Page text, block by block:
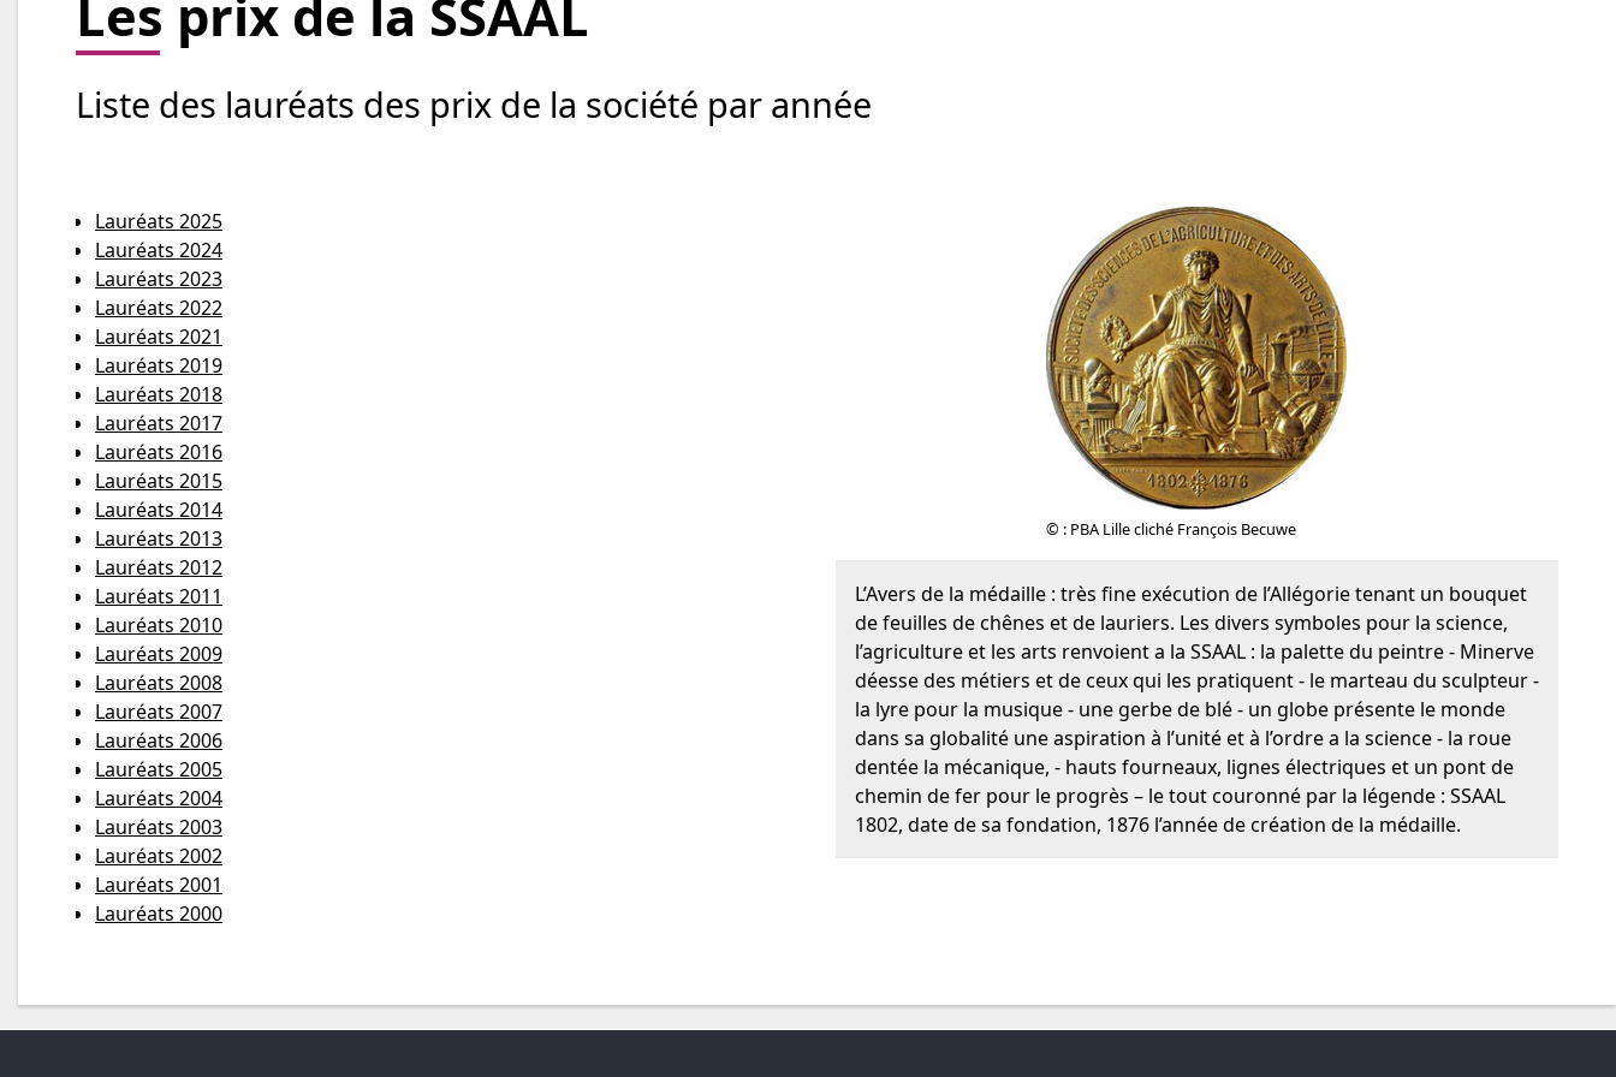
Les prix de la SSAAL
Liste des lauréats des prix de la société par année
Lauréats 2025
Lauréats 2024
Lauréats 2023
Lauréats 2022
Lauréats 2021
Lauréats 2019
Lauréats 2018
Lauréats 2017
Lauréats 2016
Lauréats 2015
Lauréats 2014
Lauréats 2013
Lauréats 2012
Lauréats 2011
Lauréats 2010
Lauréats 2009
Lauréats 2008
Lauréats 2007
Lauréats 2006
Lauréats 2005
Lauréats 2004
Lauréats 2003
Lauréats 2002
Lauréats 2001
Lauréats 2000
© : PBA Lille cliché François Becuwe
L’Avers de la médaille : très fine exécution de l’Allégorie tenant un bouquet
de feuilles de chênes et de lauriers. Les divers symboles pour la science,
l’agriculture et les arts renvoient a la SSAAL : la palette du peintre - Minerve
déesse des métiers et de ceux qui les pratiquent - le marteau du sculpteur -
la lyre pour la musique - une gerbe de blé - un globe présente le monde
dans sa globalité une aspiration à l’unité et à l’ordre a la science - la roue
dentée la mécanique, - hauts fourneaux, lignes électriques et un pont de
chemin de fer pour le progrès – le tout couronné par la légende : SSAAL
1802, date de sa fondation, 1876 l’année de création de la médaille.